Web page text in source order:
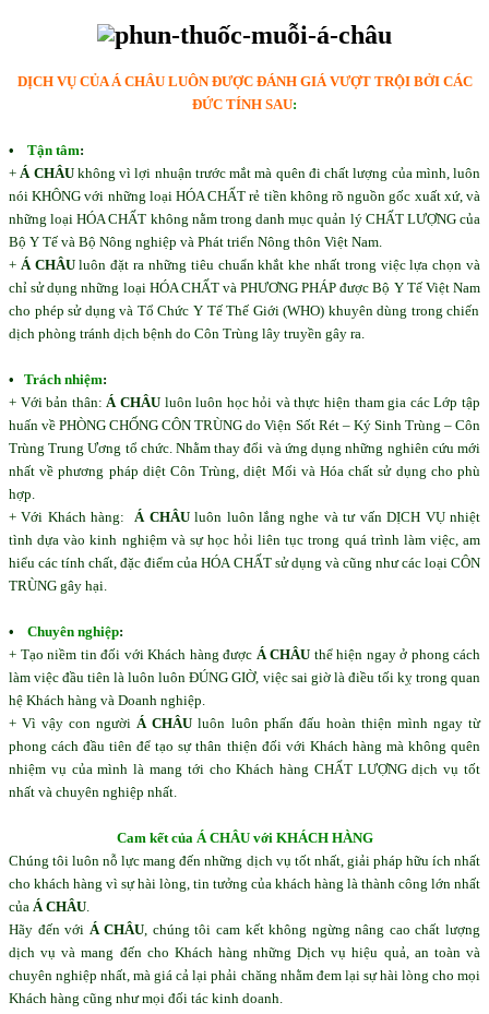
DỊCH VỤ CỦA Á CHÂU LUÔN ĐƯỢC ĐÁNH GIÁ VƯỢT TRỘI BỞI CÁC
ĐỨC TÍNH SAU:
• Tận tâm:
+Á CHÂUkhông vì lợi nhuận trước mắt mà quên đi chất lượng của mình, luôn
nói KHÔNG với những loại HÓA CHẤT rẻ tiền không rõ nguồn gốc xuất xứ, và
những loại HÓA CHẤT không nằm trong danh mục quản lý CHẤT LƯỢNG của
Bộ Y Tế và Bộ Nông nghiệp và Phát triển Nông thôn Việt Nam.
+ Á CHÂUluôn đặt ra những tiêu chuẩn khắt khe nhất trong việc lựa chọn và
chỉ sử dụng những loại HÓA CHẤT và PHƯƠNG PHÁP được Bộ Y Tế Việt Nam
cho phép sử dụng và Tổ Chức Y Tế Thế Giới (WHO) khuyên dùng trong chiến
dịch phòng tránh dịch bệnh do Côn Trùng lây truyền gây ra.
• Trách nhiệm:
+ Với bản thân:Á CHÂUluôn luôn học hỏi và thực hiện tham gia các Lớp tập
huấn về PHÒNG CHỐNG CÔN TRÙNG do Viện Sốt Rét – Ký Sinh Trùng – Côn
Trùng Trung Ương tổ chức. Nhằm thay đổi và ứng dụng những nghiên cứu mới
nhất về phương pháp diệt Côn Trùng, diệt Mối và Hóa chất sử dụng cho phù
hợp.
+ Với Khách hàng:Á CHÂUluôn luôn lắng nghe và tư vấn DỊCH VỤ nhiệt
tình dựa vào kinh nghiệm và sự học hỏi liên tục trong quá trình làm việc, am
hiểu các tính chất, đặc điểm của HÓA CHẤT sử dụng và cũng như các loại CÔN
TRÙNG gây hại.
• Chuyên nghiệp:
+ Tạo niềm tin đối với Khách hàng được Á CHÂU thể hiện ngay ở phong cách
làm việc đầu tiên là luôn luôn ĐÚNG GIỜ, việc sai giờ là điều tối kỵ trong quan
hệ Khách hàng và Doanh nghiệp.
+ Vì vậy con ngườiÁ CHÂU luôn luôn phấn đấu hoàn thiện mình ngay từ
phong cách đầu tiên để tạo sự thân thiện đối với Khách hàng mà không quên
nhiệm vụ của mình là mang tới cho Khách hàng CHẤT LƯỢNG dịch vụ tốt
nhất và chuyên nghiệp nhất.
Camkết của Á CHÂU với KHÁCH HÀNG
Chúng tôi luôn nỗ lực mang đến những dịch vụ tốt nhất, giải pháp hữu ích nhất
cho khách hàng vì sự hài lòng, tin tưởng của khách hàng là thành công lớn nhất
của Á CHÂU.
Hãy đến với Á CHÂU, chúng tôi cam kết không ngừng nâng cao chất lượng
dịch vụ và mang đến cho Khách hàng những Dịch vụ hiệu quả, an toàn và
chuyên nghiệp nhất, mà giá cả lại phải chăng nhằm đem lại sự hài lòng cho mọi
Khách hàng cũng như mọi đối tác kinh doanh.